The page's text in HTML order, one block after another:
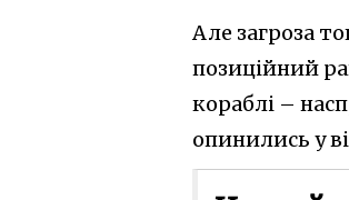
Але загроза
позиційний
кораблі –
опинились у